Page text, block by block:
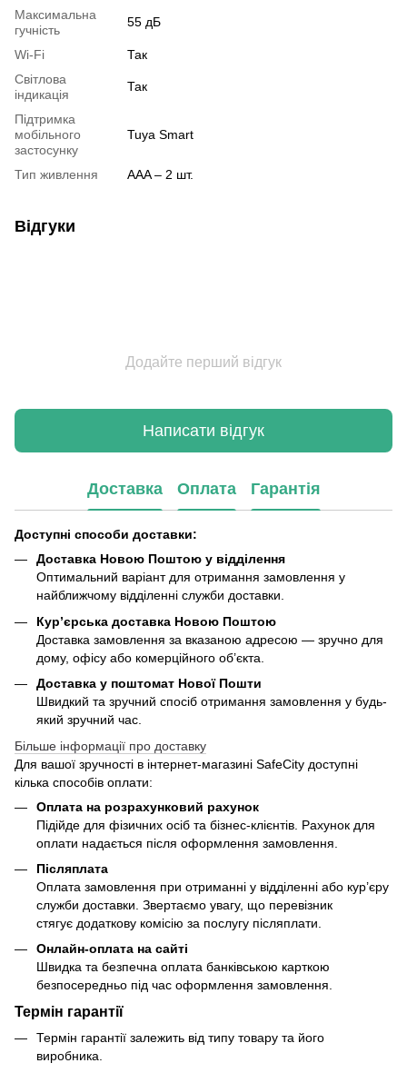
Максимальна
гучність
55 дБ
Wi-Fi
Так
Світлова
індикація
Так
Підтримка
мобільного
застосунку
Tuya Smart
Тип живлення AAA – 2 шт.
Відгуки
Додайте перший відгук
Написати відгук
Доставка Оплата Гарантія
Доступні способи доставки:
Доставка Новою Поштою у відділення
Оптимальний варіант для отримання замовлення у
найближчому відділенні служби доставки.
Кур’єрська доставка Новою Поштою
Доставка замовлення за вказаною адресою — зручно для
дому, офісу або комерційного об’єкта.
Доставка у поштомат Нової Пошти
Швидкий та зручний спосіб отримання замовлення у будь-
який зручний час.
Більше інформації про доставку
Для вашої зручності в інтернет-магазині SafeCity доступні
кілька способів оплати:
Оплата на розрахунковий рахунок
Підійде для фізичних осіб та бізнес-клієнтів. Рахунок для
оплати надається після оформлення замовлення.
Післяплата
Оплата замовлення при отриманні у відділенні або кур’єру
служби доставки. Звертаємо увагу, що перевізник
стягує додаткову комісію за послугу післяплати.
Онлайн-оплата на сайті
Швидка та безпечна оплата банківською карткою
безпосередньо під час оформлення замовлення.
Термін гарантії
Термін гарантії залежить від типу товару та його
виробника.